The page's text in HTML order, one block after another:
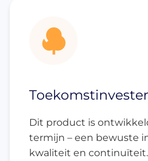
Dit product is
termijn – een bewuste
kwaliteit en